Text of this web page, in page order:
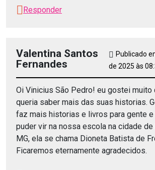
Responder
Valentina Santos
Fernandes
Publicado
de 2025 às
Oi Vinicius São Pedro! eu gostei muito
queria saber mais das suas historias.
faz mais historias e livros para gente
puder vir na nossa escola na cidade de
MG, ela se chama Dioneta Batista de
Ficaremos eternamente agradecidos.